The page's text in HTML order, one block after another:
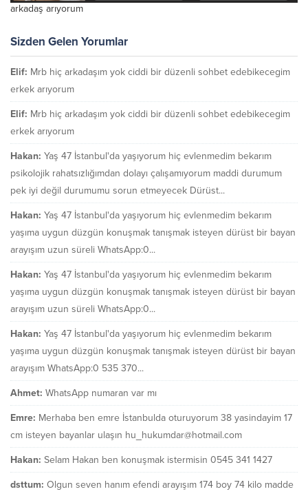
arkadaş arıyorum
Sizden Gelen Yorumlar
Elif: Mrb hiç arkadaşım yok ciddi bir düzenli sohbet edebikecegim
erkek arıyorum
Elif: Mrb hiç arkadaşım yok ciddi bir düzenli sohbet edebikecegim
erkek arıyorum
Hakan: Yaş 47 İstanbul'da yaşıyorum hiç evlenmedim bekarım
psikolojik rahatsızlığımdan dolayı çalışamıyorum maddi durumum
pek iyi değil durumumu sorun etmeyecek Dürüst...
Hakan: Yaş 47 İstanbul'da yaşıyorum hiç evlenmedim bekarım
yaşıma uygun düzgün konuşmak tanışmak isteyen dürüst bir bayan
arayışım uzun süreli WhatsApp:0...
Hakan: Yaş 47 İstanbul'da yaşıyorum hiç evlenmedim bekarım
yaşıma uygun düzgün konuşmak tanışmak isteyen dürüst bir bayan
arayışım uzun süreli WhatsApp:0...
Hakan: Yaş 47 İstanbul'da yaşıyorum hiç evlenmedim bekarım
yaşıma uygun düzgün konuşmak tanışmak isteyen dürüst bir bayan
arayışım WhatsApp:0 535 370...
Ahmet: WhatsApp numaran var mı
Emre: Merhaba ben emre İstanbulda oturuyorum 38 yasindayim 17
cm isteyen bayanlar ulaşın hu_hukumdar@hotmail.com
Hakan: Selam Hakan ben konuşmak istermisin 0545 341 1427
dsttum: Olgun seven hanım efendi arayışım 174 boy 74 kilo madde